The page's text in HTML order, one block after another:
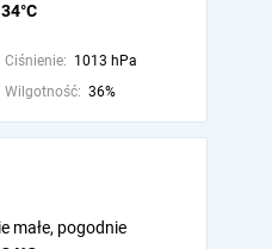
34°C
Ciśnienie: 1013 hPa
Wilgotność: 36%
małe, pogodnie